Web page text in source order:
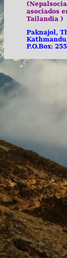
asociados
Tailandia )
Paknajol,
P.O.Box: